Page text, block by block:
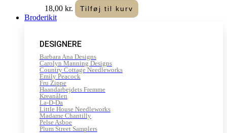
18,00 kr. Tilføj til kurv
Broderikit
DESIGNERE
Barbara Ana Designs
Carolyn Manning Designs
Country Cottage Needleworks
Emily Peacock
Fru Zippe
Haandarbejdets Fremme
Kreanålen
La-D-Da
Little House Needleworks
Madame Chantilly
Pelse Asboe
Plum Street Samplers